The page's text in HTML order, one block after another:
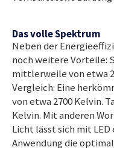
Das volle Spektrum
Neben der
noch weitere Vorteile:
mittlerweile von etwa
Vergleich: Eine
von etwa 2700 Kelvin.
Kelvin. Mit anderen
Licht lässt sich mit
Anwendung die